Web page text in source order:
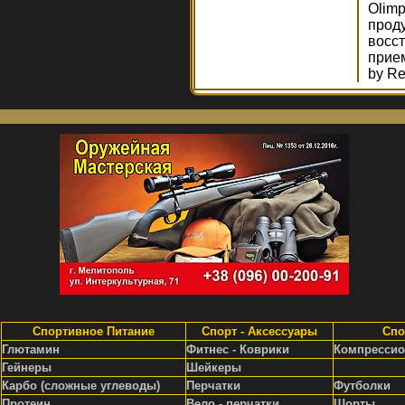
by
Спортивное Питание Спорт - Аксессуары
Глютамин
Фитнес - Коврики
Гейнеры
Шейкеры
Карбо (сложные углеводы)
Перчатки
Футболки